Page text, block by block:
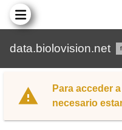
data.biolovision.net
Para acceder
necesario